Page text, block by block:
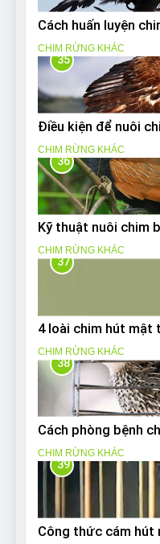
Cách huấn luyện
CHIM RỪNG KHÁC
35
Điều kiện để nuôi
CHIM RỪNG KHÁC
36
Kỹ thuật nuôi chim
CHIM RỪNG KHÁC
37
4 loài chim hút mật
CHIM RỪNG KHÁC
38
Cách phòng bệnh
CHIM RỪNG KHÁC
39
Công thức cám hút